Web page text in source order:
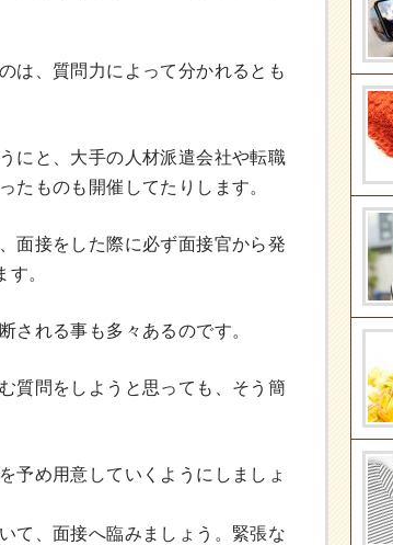
は、質問力によって分かれるとも
にと、大手の人材派遣会社や転職
たものも開催してたりします。
面接をした際に必ず面接官から発
。
される事も多々あるのです。
質問をしようと思っても、そう簡
予め用意していくようにしましょ
て、面接へ臨みましょう。緊張な